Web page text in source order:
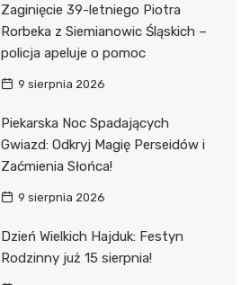
Zaginięcie 39-letniego Piotra
Rorbeka z Siemianowic Śląskich –
policja apeluje o pomoc
9 sierpnia 2026
Piekarska Noc Spadających
Gwiazd: Odkryj Magię Perseidów i
Zaćmienia Słońca!
9 sierpnia 2026
Dzień Wielkich Hajduk: Festyn
Rodzinny już 15 sierpnia!